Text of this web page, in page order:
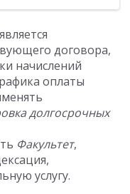
договора,
начислений
оплаты
долгосрочных
Факультет,
услугу.